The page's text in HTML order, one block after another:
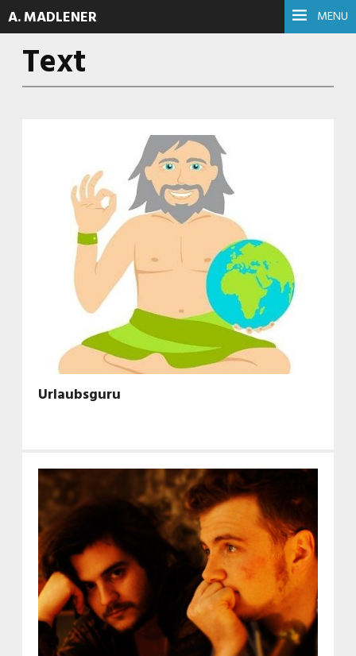
MENU
A. MADLENER
Text
Urlaubsguru